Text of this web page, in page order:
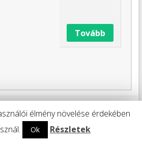
Tovább
u. 21, Tel.: 96/540-054 vagy 20/271-62-27
tájékoztató
élmény növelése érdekében
Ok Részletek